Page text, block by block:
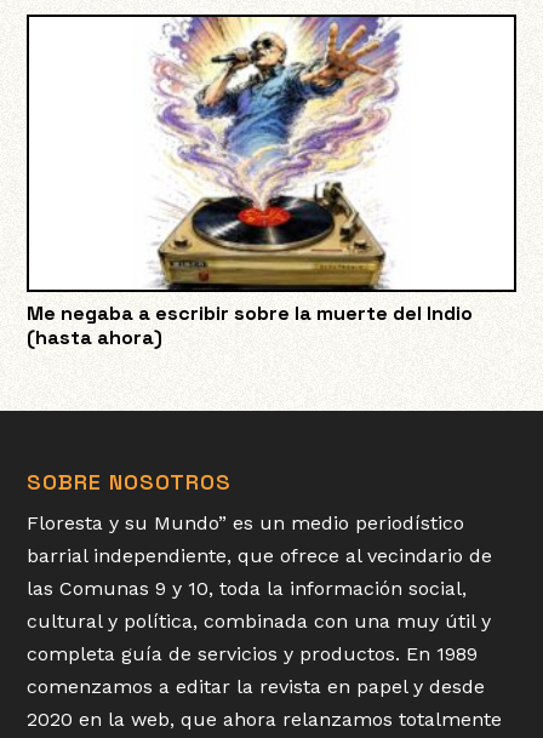
Me negaba a escribir sobre la muerte del Indio
(hasta ahora)
SOBRE NOSOTROS
Floresta y su Mundo” es un medio periodístico
barrial independiente, que ofrece al vecindario de
las Comunas 9 y 10, toda la información social,
cultural y política, combinada con una muy útil y
completa guía de servicios y productos. En 1989
comenzamos a editar la revista en papel y desde
2020 en la web, que ahora relanzamos totalmente